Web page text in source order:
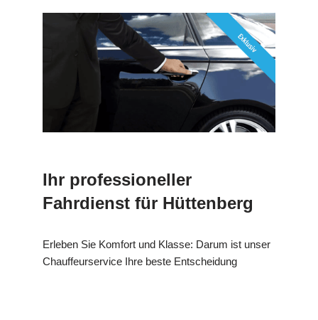
Ihr professioneller
Fahrdienst für Hüttenberg
Erleben Sie Komfort und Klasse: Darum ist unser
Chauffeurservice Ihre beste Entscheidung